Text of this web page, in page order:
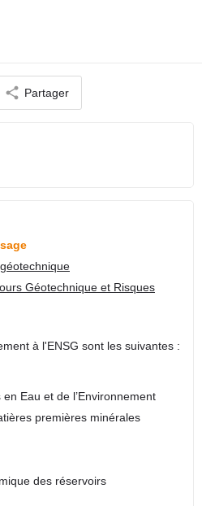
Partager
Géotechnique et Risques
à l'ENSG sont les suivantes :
Eau et de l’Environnement
premières minérales
des réservoirs